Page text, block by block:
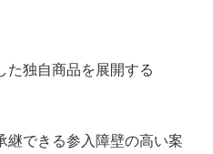
た独自商品を展開する
継できる参入障壁の高い案